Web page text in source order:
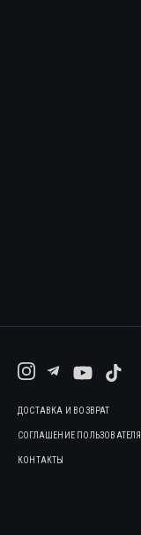
ДОСТАВКА И ВОЗВРАТ
СОГЛАШЕНИЕ ПОЛЬЗОВАТЕЛЯ
КОНТАКТЫ